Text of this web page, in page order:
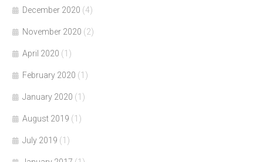
December 2020 (4)
November 2020 (2)
April 2020 (1)
February 2020 (1)
January 2020 (1)
August 2019 (1)
July 2019 (1)